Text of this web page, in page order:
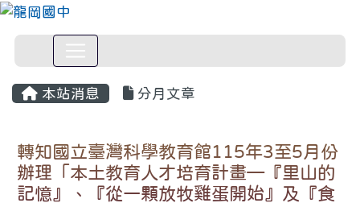
本站消息 分月文章
轉知國立臺灣科學教育館115年3至5月份
辦理「本土教育人才培育計畫—『里山的
記憶』、『從一顆放牧雞蛋開始』及『食